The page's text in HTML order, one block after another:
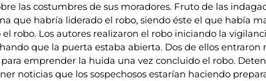
las costumbres de sus moradores. Fruto de las
que habría liderado el robo, siendo éste el que había
robo. Los autores realizaron el robo iniciando la
que la puerta estaba abierta. Dos de ellos entraron
emprender la huida una vez concluido el robo.
noticias que los sospechosos estarían haciendo